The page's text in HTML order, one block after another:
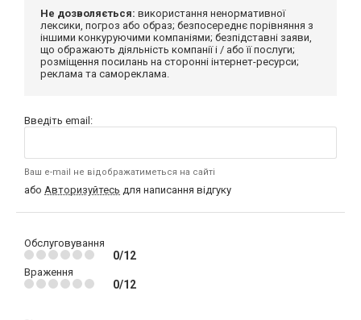
Не дозволяється: використання ненормативної
лексики, погроз або образ; безпосереднє порівняння з
іншими конкуруючими компаніями; безпідставні заяви,
що ображають діяльність компанії і / або її послуги;
розміщення посилань на сторонні інтернет-ресурси;
реклама та самореклама.
Введіть email:
Ваш e-mail не відображатиметься на сайті
або Авторизуйтесь для написання відгуку
Обслуговування
0/12
Враження
0/12